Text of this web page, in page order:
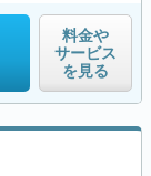
料金や
サービス
を見る